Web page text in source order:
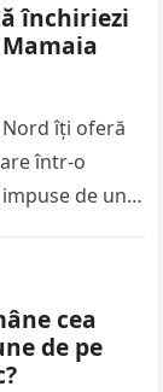
închiriezi
îți oferă
într-o
de un
cea
de pe